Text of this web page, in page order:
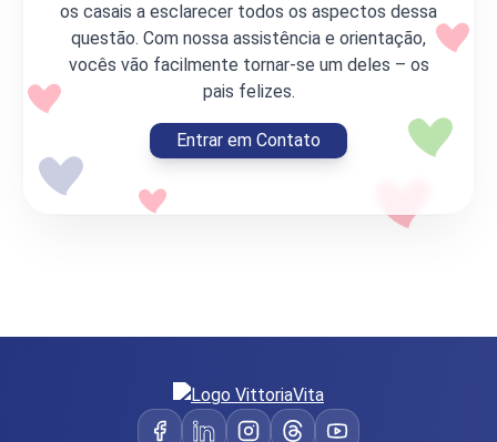
os casais a esclarecer todos os aspectos dessa
questão. Com nossa assistência e orientação,
vocês vão facilmente tornar-se um deles – os
pais felizes.
Entrar em Contato